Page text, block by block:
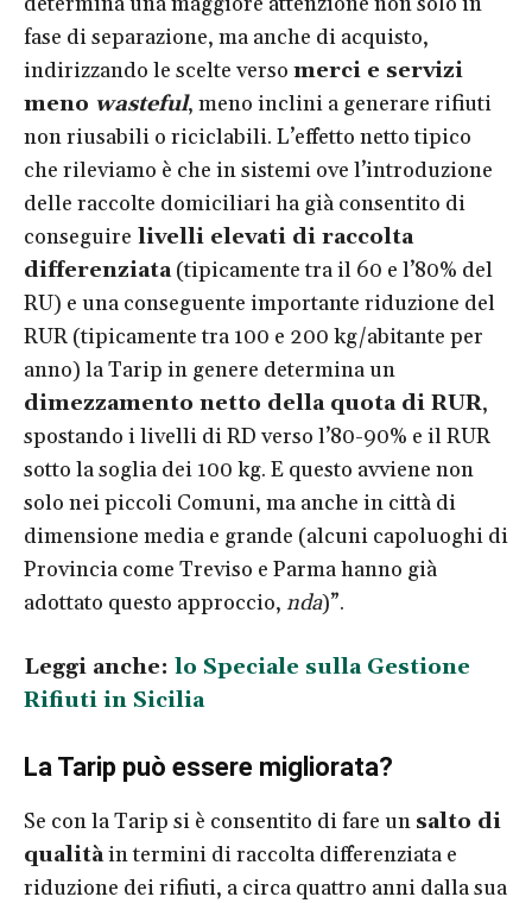
fase di separazione, ma anche di acquisto,
indirizzando le scelte verso merci e servizi
meno wasteful, meno inclini a generare rifiuti
non riusabili o riciclabili. L’effetto netto tipico
che rileviamo è che in sistemi ove l’introduzione
delle raccolte domiciliari ha già consentito di
conseguire livelli elevati di raccolta
differenziata(tipicamente tra il 60 e l’80% del
RU) e una conseguente importante riduzione del
RUR (tipicamente tra 100 e 200 kg/abitante per
anno) la Tarip in genere determina un
dimezzamento netto della quota di RUR,
spostando i livelli di RD verso l’80-90% e il RUR
sotto la soglia dei 100 kg. E questo avviene non
solo nei piccoli Comuni, ma anche in città di
dimensione media e grande (alcuni capoluoghi di
Provincia come Treviso e Parma hanno già
adottato questo approccio, nda)”.
Leggi anche: lo Speciale sulla Gestione
Rifiuti in Sicilia
La Tarip può essere migliorata?
Se con la Tarip si è consentito di fare un salto di
qualitàin termini di raccolta differenziata e
riduzione dei rifiuti, a circa quattro anni dalla sua